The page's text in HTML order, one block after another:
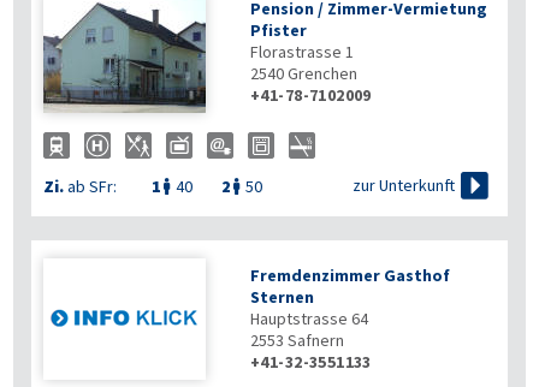
Pension / Zimmer-Vermietung
Pfister
Florastrasse 1
2540Grenchen
+41-78-7102009
Zi.ab SFr: 1  40 2  50 zur Unterkunft 
Fremdenzimmer Gasthof
Sternen
Hauptstrasse 64
2553 Safnern
+41-32-3551133